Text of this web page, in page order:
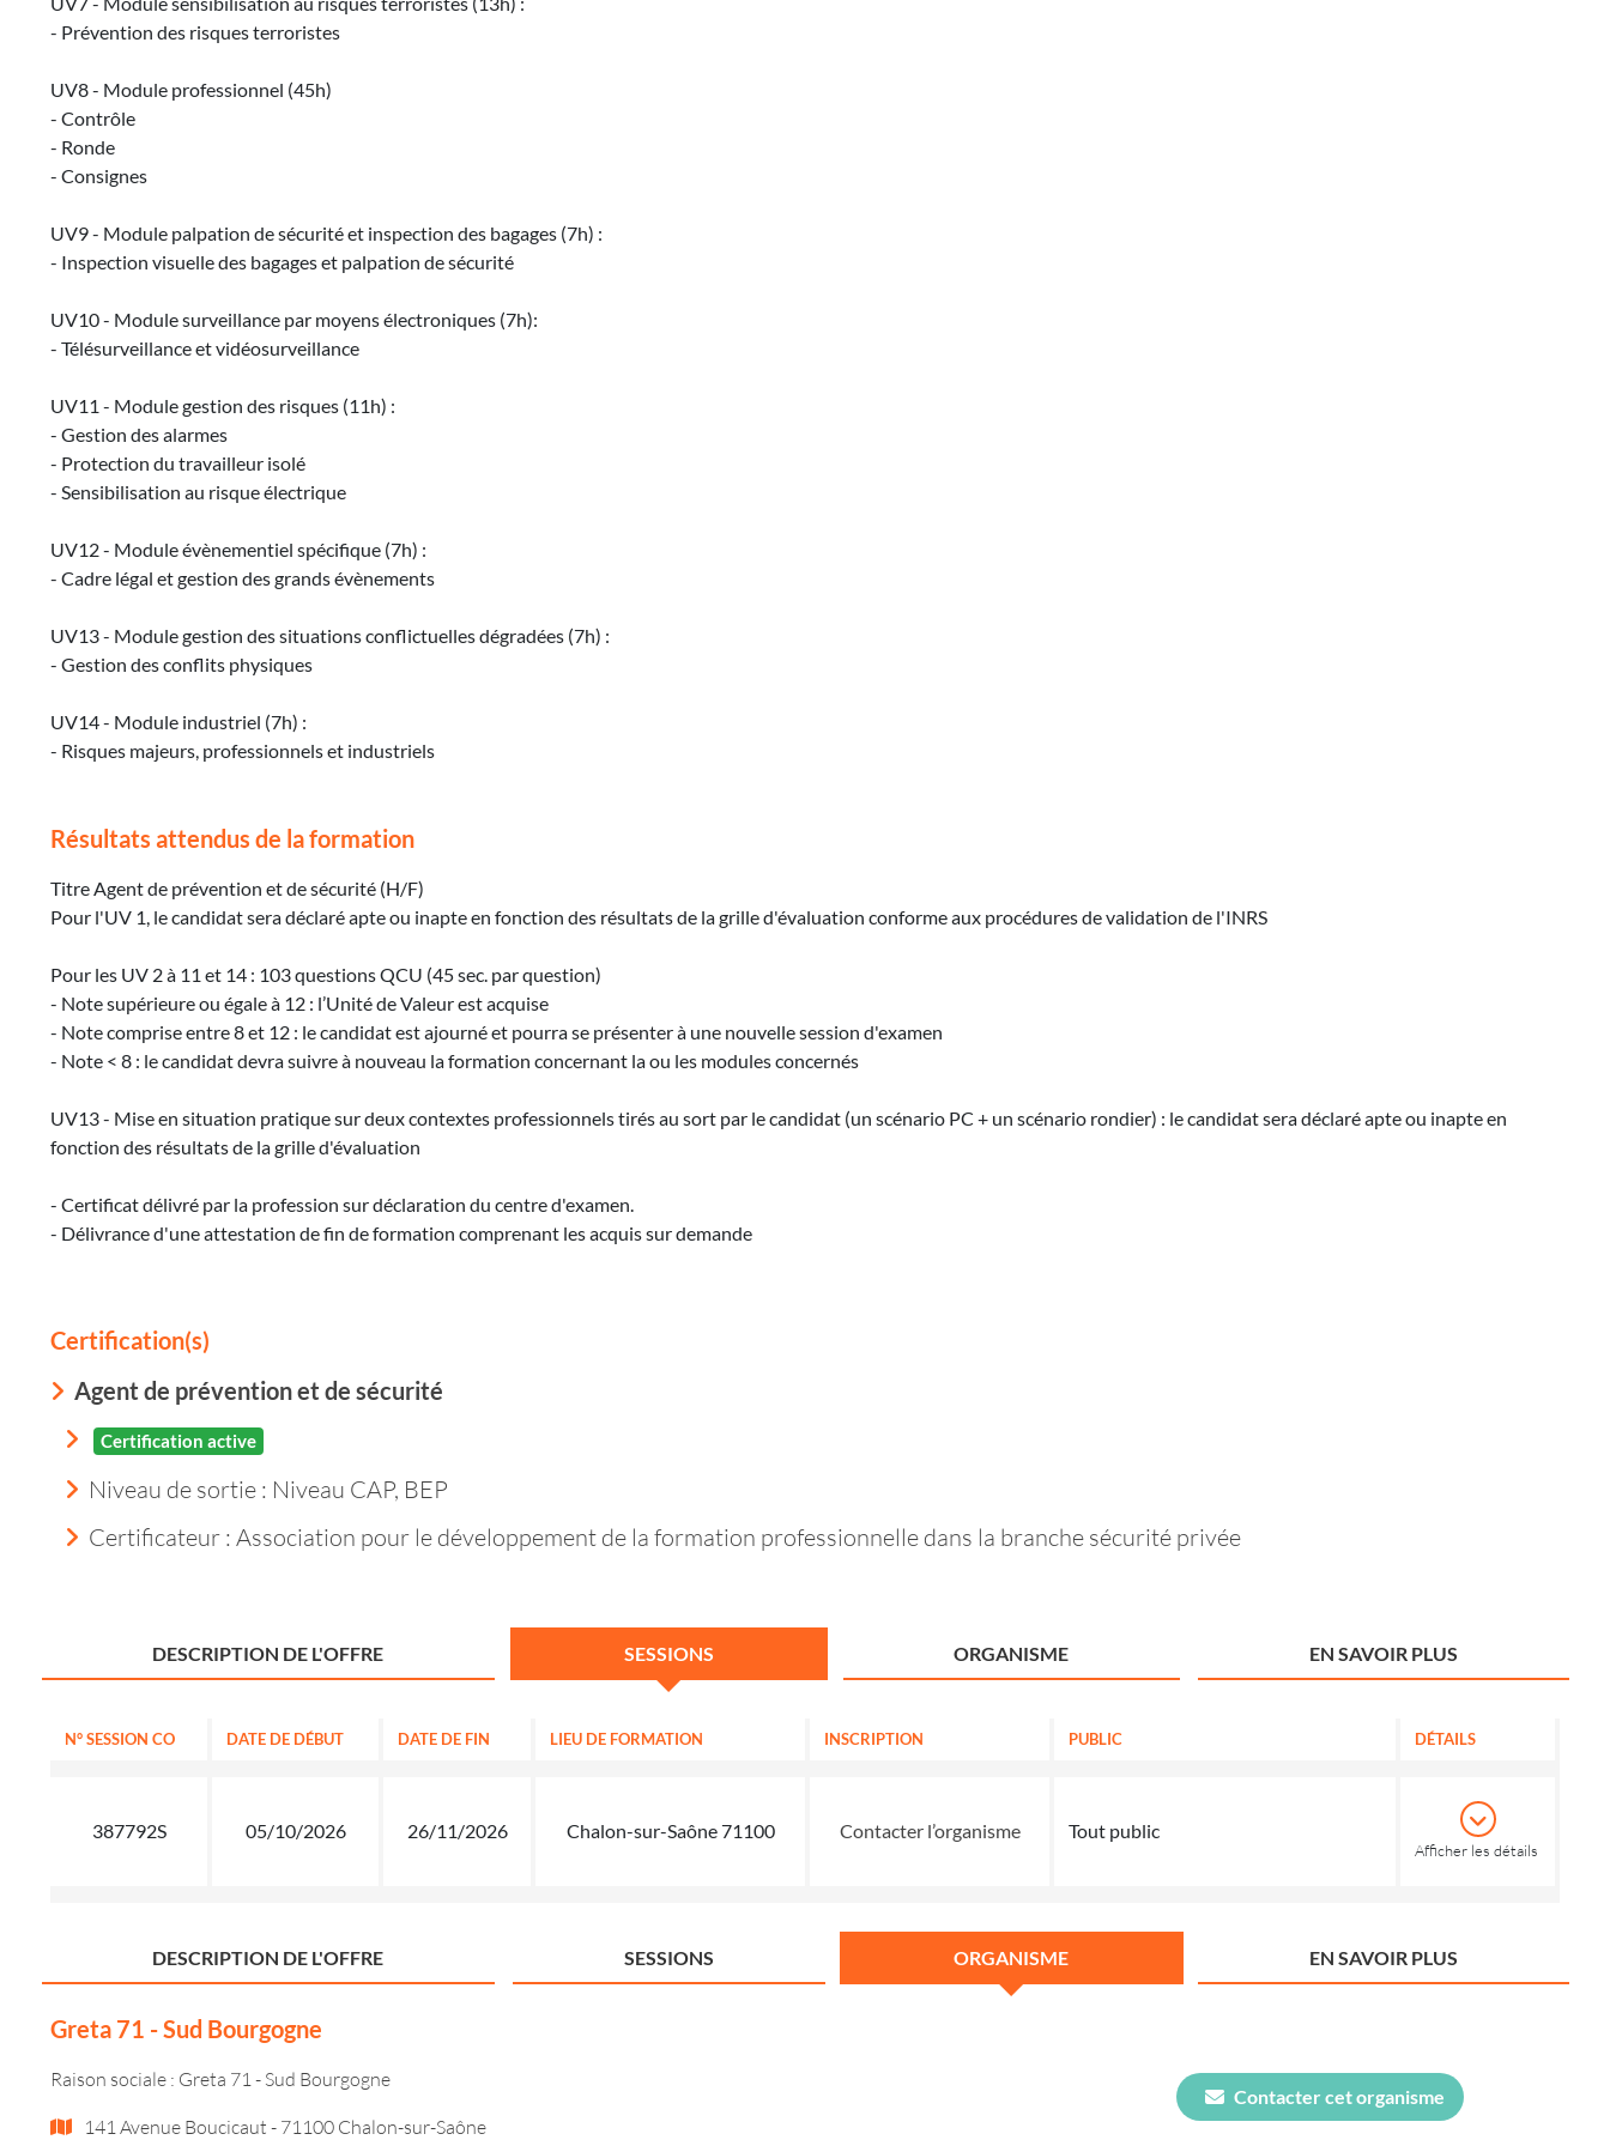
- Prévention des risques terroristes
UV8 - Module professionnel (45h)
- Contrôle
- Ronde
- Consignes
UV9 - Module palpation de sécurité et inspection des bagages (7h) :
- Inspection visuelle des bagages et palpation de sécurité
UV10 - Module surveillance par moyens électroniques (7h):
- Télésurveillance et vidéosurveillance
UV11 - Module gestion des risques (11h) :
- Gestion des alarmes
- Protection du travailleur isolé
- Sensibilisation au risque électrique
UV12 - Module évènementiel spécifique (7h) :
- Cadre légal et gestion des grands évènements
UV13 - Module gestion des situations conflictuelles dégradées (7h) :
- Gestion des conflits physiques
UV14 - Module industriel (7h) :
- Risques majeurs, professionnels et industriels
Résultats attendus de la formation
Titre Agent de prévention et de sécurité (H/F)
Pour l'UV 1, le candidat sera déclaré apte ou inapte en fonction des résultats de la grille d'évaluation conforme aux procédures de validation de l'INRS
Pour les UV 2 à 11 et 14 : 103 questions QCU (45 sec. par question)
- Note supérieure ou égale à 12 : l’Unité de Valeur est acquise
- Note comprise entre 8 et 12 : le candidat est ajourné et pourra se présenter à une nouvelle session d'examen
- Note < 8 : le candidat devra suivre à nouveau la formation concernant la ou les modules concernés
UV13 - Mise en situation pratique sur deux contextes professionnels tirés au sort par le candidat (un scénario PC + un scénario rondier) : le candidat sera déclaré apte ou inapte en
fonction des résultats de la grille d'évaluation
- Certificat délivré par la profession sur déclaration du centre d'examen.
- Délivrance d'une attestation de fin de formation comprenant les acquis sur demande
Certification(s)
Agent de prévention et de sécurité
Certification active
Niveau de sortie : Niveau CAP, BEP
Certificateur : Association pour le développement de la formation professionnelle dans la branche sécurité privée
DESCRIPTION DE L'OFFRE SESSIONS ORGANISME EN SAVOIR PLUS
N° SESSION CO DATE DE DÉBUT DATE DE FIN LIEU DE FORMATION INSCRIPTION PUBLIC DÉTAILS
387792S 05/10/2026 26/11/2026 Chalon-sur-Saône 71100 Contacter l’organisme Tout public
Afficher les détails
DESCRIPTION DE L'OFFRE SESSIONS ORGANISME EN SAVOIR PLUS
Greta 71 - Sud Bourgogne
Raison sociale : Greta 71 - Sud Bourgogne
141 Avenue Boucicaut - 71100 Chalon-sur-Saône
Contacter cet organisme